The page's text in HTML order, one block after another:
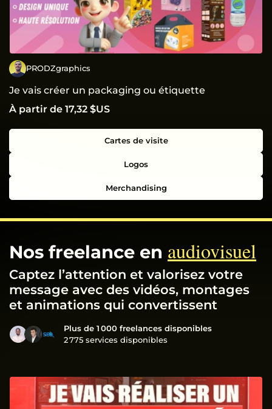
PRODZgraphics
Je vais créer un packaging ou étiquette
À partir de 17,32 $US
Cartes de visite
Logos
Merchandising
Nos freelance en audiovisuel
Captez l’attention et valorisez votre
message avec des vidéos, montages
et animations qui convertissent
Plus de 1 000 freelances disponibles
2 775 services disponibles